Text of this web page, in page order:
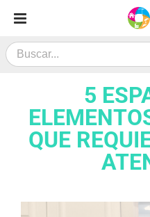
contenido
Search
for:
5
QUE